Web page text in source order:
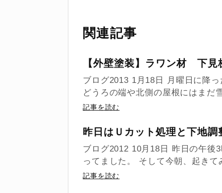
関連記事
【外壁塗装】ラワン材 下見
ブログ2013 1月18日 月曜日に降
どうろの端や北側の屋根にはまだ
記事を読む
昨日はＵカット処理と下地調
ブログ2012 10月18日 昨日の午後
ってました。 そして今朝、起き
記事を読む